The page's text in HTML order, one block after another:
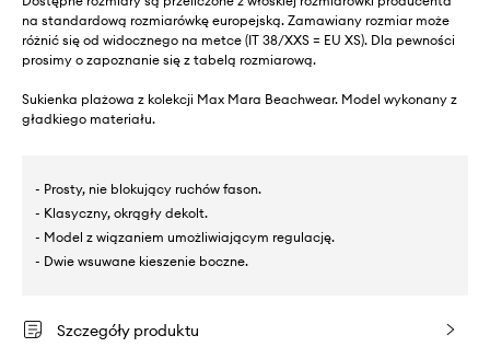
na standardową rozmiarówkę europejską. Zamawiany rozmiar może
różnić się od widocznego na metce (IT 38/XXS = EU XS). Dla pewności
prosimy o zapoznanie się z tabelą rozmiarową.
Sukienka plażowa z kolekcji Max Mara Beachwear. Model wykonany z
gładkiego materiału.
- Prosty, nie blokujący ruchów fason.
- Klasyczny, okrągły dekolt.
- Model z wiązaniem umożliwiającym regulację.
- Dwie wsuwane kieszenie boczne.
Szczegóły produktu